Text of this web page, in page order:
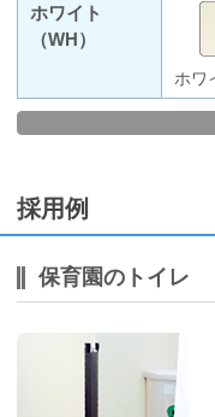
ホワイト
（WH）
ホワ
採用例
保育園のトイレ